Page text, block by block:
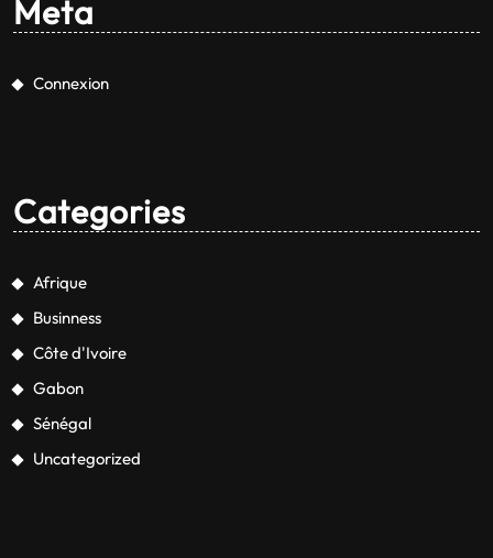
Meta
Connexion
Categories
Afrique
Businness
Côte d'Ivoire
Gabon
Sénégal
Uncategorized